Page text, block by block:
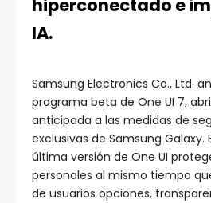
hiperconectado e
IA.
Samsung Electronics Co., Ltd.
programa beta de One UI 7,
anticipada a las medidas de
exclusivas de Samsung Galaxy.
última versión de One UI
personales al mismo tiempo
de usuarios opciones,